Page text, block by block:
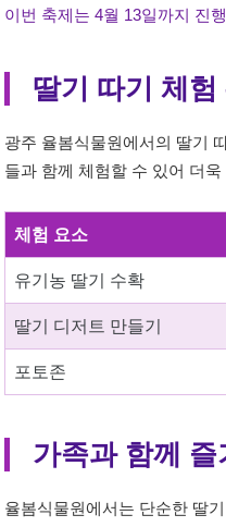
이번 축제는 4월 13일까지 진
딸기 따기 체
광주 율봄식물원에서의 딸기
들과 함께 체험할 수 있어 더
체험 요소
유기농 딸기 수확
딸기 디저트 만들기
포토존
가족과 함께
율봄식물원에서는 단순한 딸